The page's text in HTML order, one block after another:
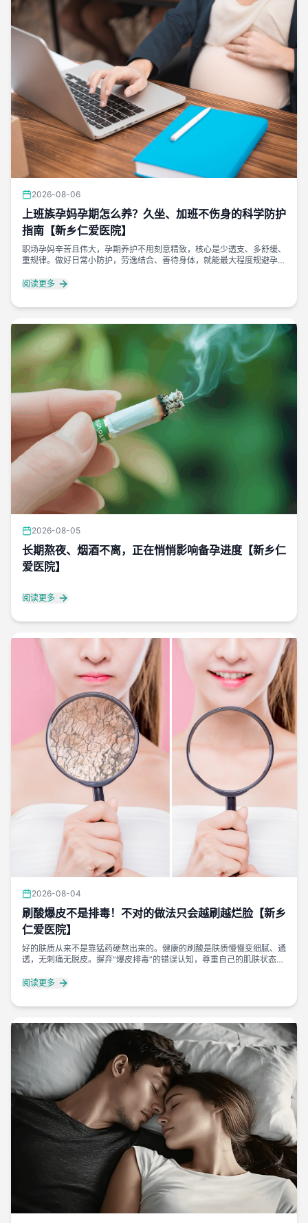
2026-08-06
上班族孕妈孕期怎么养？久坐、加班不伤身的科学防护
指南【新乡仁爱医院】
职场孕妈辛苦且伟大，孕期养护不用刻意精致，核心是少透支、多舒缓、
重规律。做好日常小防护，劳逸结合、善待身体，就能最大程度规避孕期
阅读更多
2026-08-05
长期熬夜、烟酒不离，正在悄悄影响备孕进度【新乡仁
爱医院】
阅读更多
2026-08-04
刷酸爆皮不是排毒！不对的做法只会越刷越烂脸【新乡
仁爱医院】
好的肤质从来不是靠猛药硬熬出来的。健康的刷酸是肤质慢慢变细腻、通
透，无刺痛无脱皮。摒弃”爆皮排毒”的错误认知，尊重自己的肌肤状态，
阅读更多